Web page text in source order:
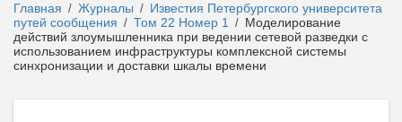
Главная / Журналы / Известия Петербургского университета
путей сообщения / Том 22 Номер 1 / Моделирование
действий злоумышленника при ведении сетевой разведки с
использованием инфраструктуры комплексной системы
синхронизации и доставки шкалы времени